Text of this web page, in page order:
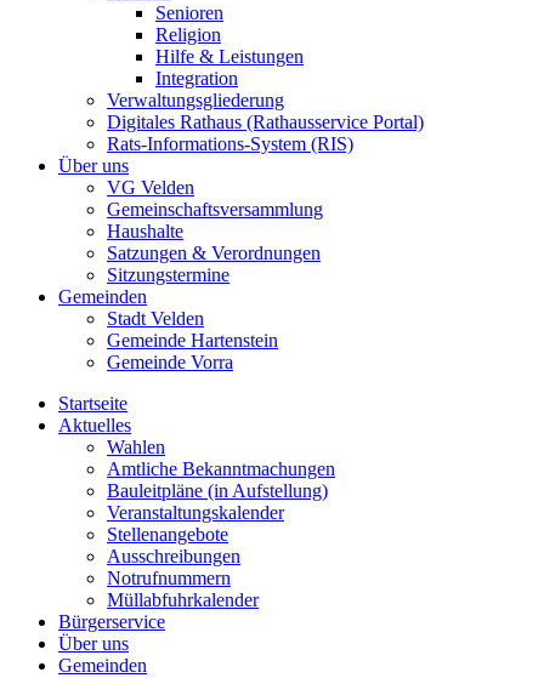
Senioren
Religion
Hilfe & Leistungen
Integration
Verwaltungsgliederung
Digitales Rathaus (Rathausservice Portal)
Rats-Informations-System (RIS)
Über uns
VG Velden
Gemeinschaftsversammlung
Haushalte
Satzungen & Verordnungen
Sitzungstermine
Gemeinden
Stadt Velden
Gemeinde Hartenstein
Gemeinde Vorra
Startseite
Aktuelles
Wahlen
Amtliche Bekanntmachungen
Bauleitpläne (in Aufstellung)
Veranstaltungskalender
Stellenangebote
Ausschreibungen
Notrufnummern
Müllabfuhrkalender
Bürgerservice
Über uns
Gemeinden